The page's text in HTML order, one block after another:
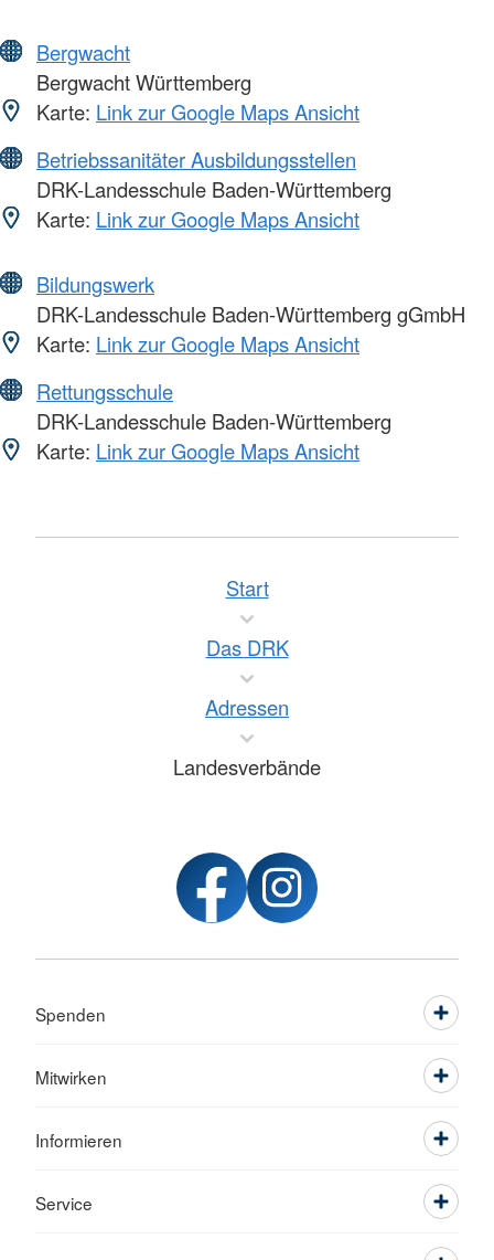
Bergwacht
Bergwacht Württemberg
Karte: Link zur Google Maps Ansicht
Betriebssanitäter Ausbildungsstellen
DRK-Landesschule Baden-Württemberg
Karte: Link zur Google Maps Ansicht
Bildungswerk
DRK-Landesschule Baden-Württemberg gGmbH
Karte: Link zur Google Maps Ansicht
Rettungsschule
DRK-Landesschule Baden-Württemberg
Karte: Link zur Google Maps Ansicht
Start
Das DRK
Adressen
Landesverbände
Spenden
Mitwirken
Informieren
Service